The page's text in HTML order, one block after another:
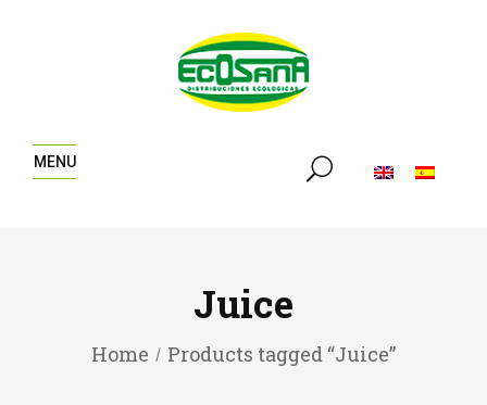
MENU
Juice
Home Products tagged “Juice”